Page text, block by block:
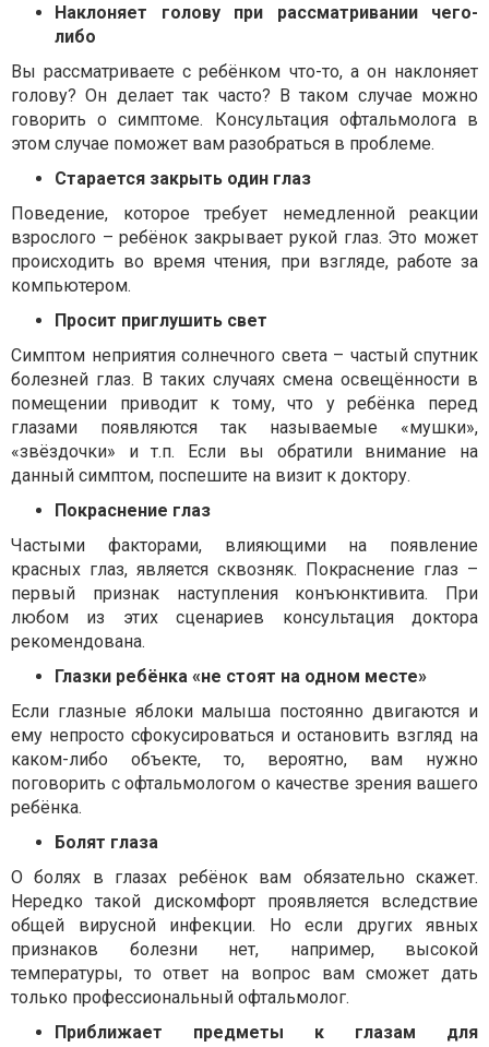
Наклоняет голову при рассматривании чего-
либо
Вы рассматриваете с ребёнком что-то, а он наклоняет
голову? Он делает так часто? В таком случае можно
говорить о симптоме. Консультация офтальмолога в
этом случае поможет вам разобраться в проблеме.
Старается закрыть один глаз
Поведение, которое требует немедленной реакции
взрослого – ребёнок закрывает рукой глаз. Это может
происходить во время чтения, при взгляде, работе за
компьютером.
Просит приглушить свет
Симптом неприятия солнечного света – частый спутник
болезней глаз. В таких случаях смена освещённости в
помещении приводит к тому, что у ребёнка перед
глазами появляются так называемые «мушки»,
«звёздочки» и т.п. Если вы обратили внимание на
данный симптом, поспешите на визит к доктору.
Покраснение глаз
Частыми факторами, влияющими на появление
красных глаз, является сквозняк. Покраснение глаз –
первый признак наступления конъюнктивита. При
любом из этих сценариев консультация доктора
рекомендована.
Глазки ребёнка «не стоят на одном месте»
Если глазные яблоки малыша постоянно двигаются и
ему непросто сфокусироваться и остановить взгляд на
каком-либо объекте, то, вероятно, вам нужно
поговорить с офтальмологом о качестве зрения вашего
ребёнка.
Болят глаза
О болях в глазах ребёнок вам обязательно скажет.
Нередко такой дискомфорт проявляется вследствие
общей вирусной инфекции. Но если других явных
признаков болезни нет, например, высокой
температуры, то ответ на вопрос вам сможет дать
только профессиональный офтальмолог.
Приближает предметы к глазам для